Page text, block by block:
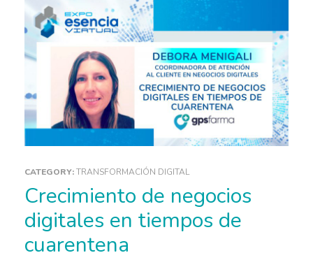
CATEGORY:TRANSFORMACIÓN DIGITAL
Crecimiento de negocios
digitales en tiempos de
cuarentena